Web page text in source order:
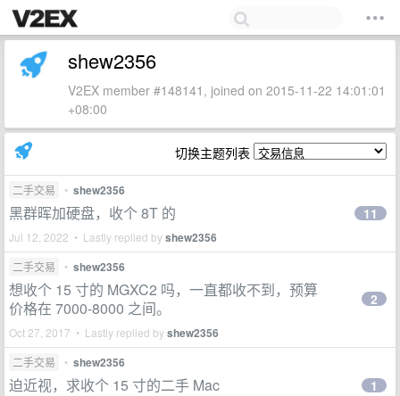
shew2356
V2EX member #148141, joined on 2015-11-22 14:01:01
+08:00
切换主题列表
二手交易 • shew2356
黑群晖加硬盘，收个 8T 的
Jul 12, 2022 • Lastly replied byshew2356
11
二手交易 • shew2356
想收个 15 寸的 MGXC2 吗，一直都收不到，预算
价格在 7000-8000 之间。
Oct 27, 2017 • Lastly replied byshew2356
2
二手交易 • shew2356
迫近视，求收个 15 寸的二手 Mac 1